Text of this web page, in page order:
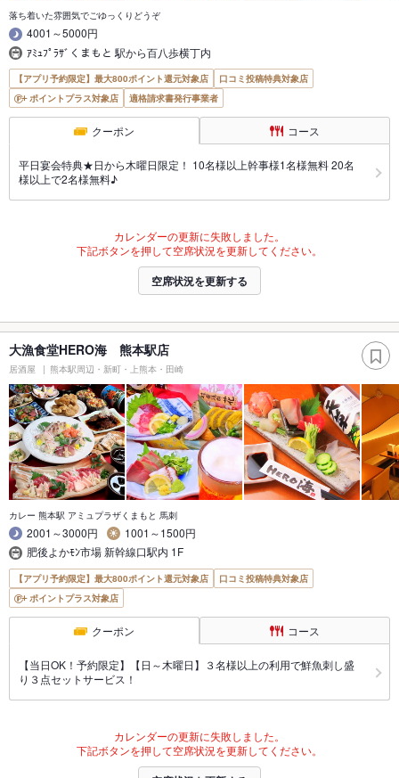
落ち着いた雰囲気でごゆっくりどうぞ
4001～5000円
ｱﾐｭﾌﾟﾗｻﾞくまもと 駅から百八歩横丁内
【アプリ予約限定】最大800ポイント還元対象店
口コミ投稿特典対象店
ポイントプラス対象店
適格請求書発行事業者
クーポン コース
平日宴会特典★日から木曜日限定！ 10名様以上幹事様1名様無料 20名
様以上で2名様無料♪
カレンダーの更新に失敗しました。
下記ボタンを押して空席状況を更新してください。
空席状況を更新する
大漁食堂HERO海 熊本駅店
居酒屋 熊本駅周辺・新町・上熊本・田崎
カレー 熊本駅 アミュプラザくまもと 馬刺
2001～3000円
1001～1500円
肥後よかﾓﾝ市場 新幹線口駅内 1F
【アプリ予約限定】最大800ポイント還元対象店
口コミ投稿特典対象店
ポイントプラス対象店
クーポン コース
【当日OK！予約限定】【日～木曜日】３名様以上の利用で鮮魚刺し盛
り３点セットサービス！
カレンダーの更新に失敗しました。
下記ボタンを押して空席状況を更新してください。